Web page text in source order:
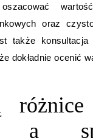
oraz
także
dokładnie ocenić
różnice
a